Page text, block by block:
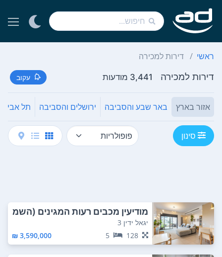
ראשי דירות למכירה
דירות למכירה 3,441 מודעות עקוב
אזור בארץ באר שבע והסביבה ירושלים והסביבה תל אביב
סינון
מודיעין מכבים רעות המגינים (השמ
שוני דרום)
יגאל ידין 3
128
5
3,590,000 ₪